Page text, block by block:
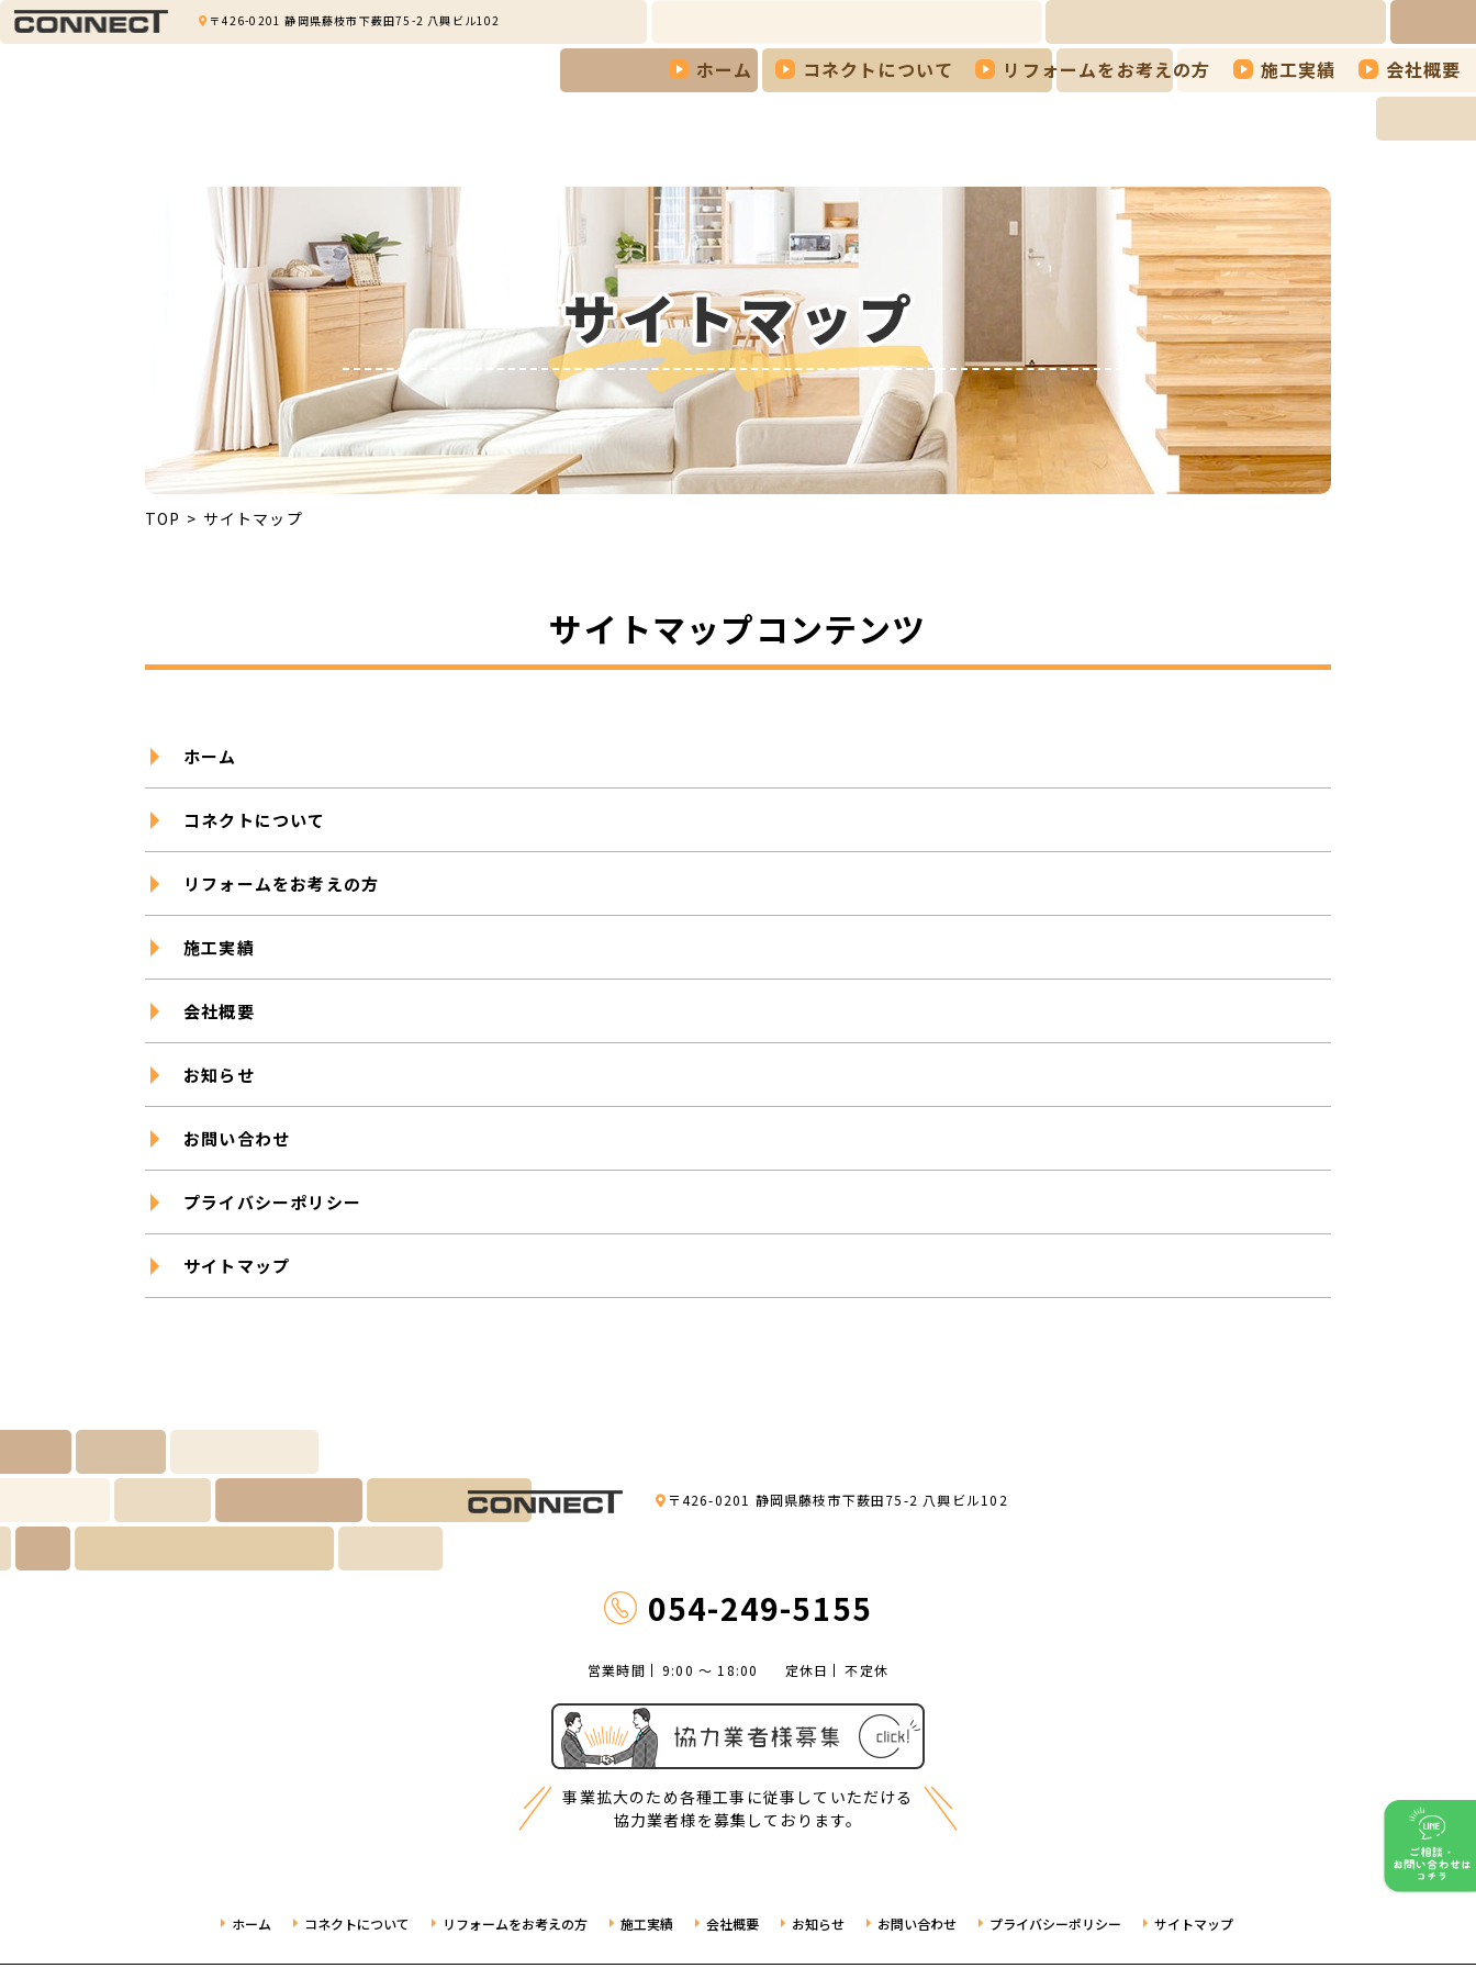
〒426-0201 静岡県藤枝市下薮田75-2 八興ビル102
ホーム コネクトについて リフォームをお考えの方 施工実績 会社概要
TOP サイトマップ
サイトマップコンテンツ
ホーム
コネクトについて
リフォームをお考えの方
施工実績
会社概要
お知らせ
お問い合わせ
プライバシーポリシー
サイトマップ
〒426-0201 静岡県藤枝市下薮田75-2 八興ビル102
054-249-5155
営業時間 9:00 ～ 18:00 定休日 不定休
事業拡大のため各種工事に従事していただける
協力業者様を募集しております。
ホーム コネクトについて リフォームをお考えの方 施工実績 会社概要 お知らせ お問い合わせ プライバシーポリシー サイトマップ